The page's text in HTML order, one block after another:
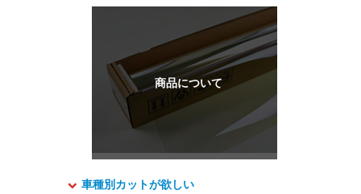
車種別カットが欲しい